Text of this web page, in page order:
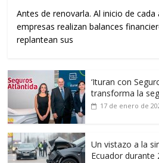
Antes de renovarla. Al inicio de
empresas realizan balances
replantean sus
‘Ituran con
transforma la
17 de enero de
Un vistazo a la
Ecuador durante